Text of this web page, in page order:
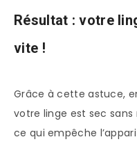
Résultat : votre
vite !
Grâce à cette astuce,
votre linge est sec
ce qui empêche